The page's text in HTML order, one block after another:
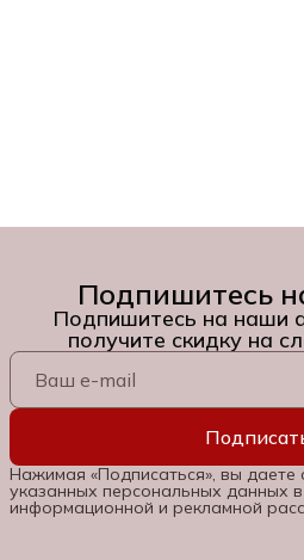
Подпишитесь
Подпишитесь на наши
получите скидку на
Нажимая «Подписаться», вы даете
указанных персональных данных
информационной и рекламной